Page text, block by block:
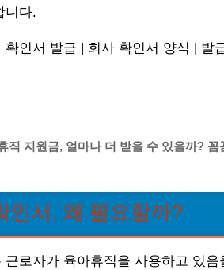
니다.
확인서 발급 | 회사 확인서 양식 | 발
직 지원금, 얼마나 더 받을 수 있을까?
인서, 왜 필요할까?
근로자가 육아휴직을 사용하고 있